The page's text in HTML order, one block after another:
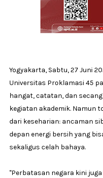
Yogyakarta, Sabtu, 27 Juni
Universitas Proklamasi 45
hangat, catatan, dan
kegiatan akademik. Namun
dari keseharian: ancaman
depan energi bersih yang
sekaligus celah bahaya.
"Perbatasan negara kini juga